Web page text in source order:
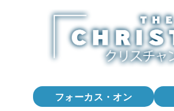
フォーカス・オン